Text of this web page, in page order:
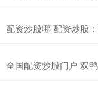
配资炒股哪 配资炒股
全国配资炒股门户 双